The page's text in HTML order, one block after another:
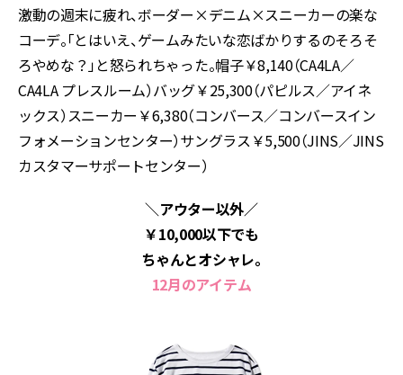
激動の週末に疲れ、ボーダー×デニム×スニーカーの楽な
コーデ。「とはいえ、ゲームみたいな恋ばかりするのそろそ
ろやめな？」と怒られちゃった。帽子￥8,140（CA4LA／
CA4LA プレスルーム）バッグ￥25,300（パピルス／アイネ
ックス）スニーカー￥6,380（コンバース／コンバースイン
フォメーションセンター）サングラス￥5,500（JINS／JINS
カスタマーサポートセンター）
＼アウター以外／
￥10,000以下でも
ちゃんとオシャレ。
12月のアイテム